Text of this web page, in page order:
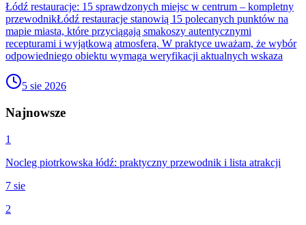
Łódź restauracje: 15 sprawdzonych miejsc w centrum – kompletny
przewodnikŁódź restauracje stanowią 15 polecanych punktów na
mapie miasta, które przyciągają smakoszy autentycznymi
recepturami i wyjątkową atmosferą. W praktyce uważam, że wybór
odpowiedniego obiektu wymaga weryfikacji aktualnych wskaza
5 sie 2026
Najnowsze
1
Nocleg piotrkowska łódź: praktyczny przewodnik i lista atrakcji
7 sie
2